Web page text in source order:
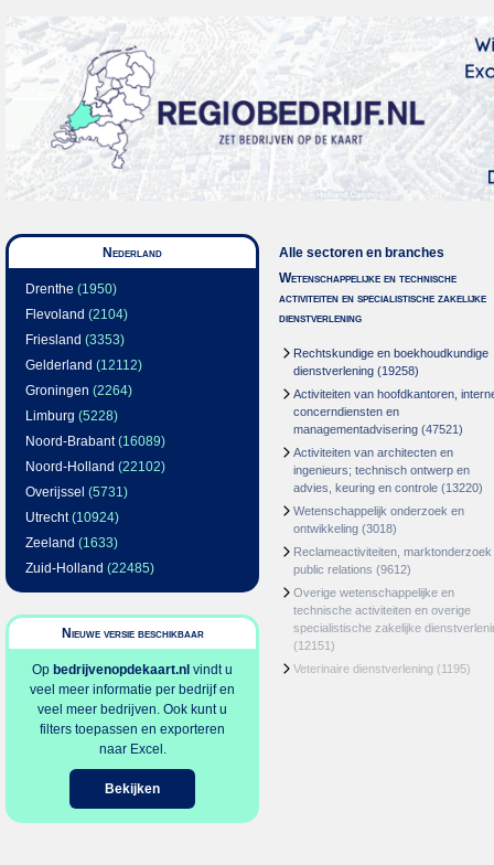
Nederland
Drenthe (1950)
Flevoland (2104)
Friesland (3353)
Gelderland (12112)
Groningen (2264)
Limburg (5228)
Noord-Brabant(16089)
Noord-Holland (22102)
Overijssel (5731)
Utrecht(10924)
Zeeland (1633)
Zuid-Holland (22485)
Nieuwe versie beschikbaar
Op bedrijvenopdekaart.nl vindt u
veel meer informatie per bedrijf en
veel meer bedrijven. Ook kunt u
filters toepassen en exporteren
naar Excel.
Bekijken
Alle sectoren en branches
Wetenschappelijke en technische
activiteiten en specialistische zakelijke
dienstverlening
Rechtskundige en boekhoudkundige
dienstverlening (19258)
Activiteiten van hoofdkantoren,
concerndiensten en
managementadvisering (47521)
Activiteiten van architecten en
ingenieurs; technisch ontwerp en
advies, keuring en controle (13220)
Wetenschappelijk onderzoek en
ontwikkeling (3018)
Reclameactiviteiten, marktonderzoek
public relations (9612)
Overige wetenschappelijke en
technische activiteiten en overige
specialistische zakelijke
(12151)
Veterinaire dienstverlening (1195)